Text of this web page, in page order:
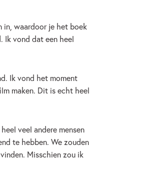
in, waardoor je het boek
Ik vond dat een heel
Ik vond het moment
maken. Dit is echt heel
veel andere mensen
te hebben. We zouden
Misschien zou ik